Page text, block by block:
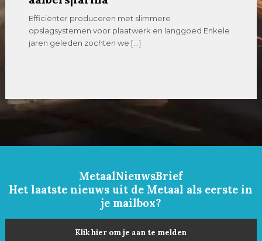
Efficiënter produceren met slimmere
opslagsystemen voor plaatwerk en langgoed Enkele
jaren geleden zochten we […]
MetaalNieuwsBrief
Het laatste nieuws uit de Metaal als eerste in
je mailbox?
Klik hier om je aan te melden